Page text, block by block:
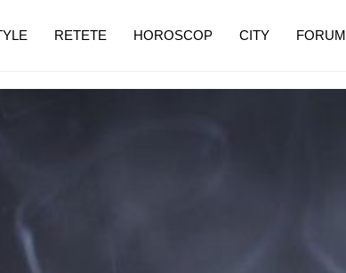
RETETE HOROSCOP CITY FORUM
de dureroasă este investigația